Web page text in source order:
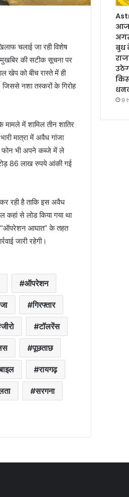
चलाई जा रही विशेष
की सटीक सूचना पर
खेप को बीच रास्ते में ही
जिससे नशा तस्करों के गिरोह
में शामिल तीन शातिर
मात्रा में अवैध गांजा
फोन भी अपने कब्जे में ले
86 लाख रुपये आंकी गई
कर रही है ताकि इस अवैध
से लोड किया गया था
“ऑपरेशन आघात” के तहत
जारी रहेगी।
ऑपरेशन
गिरफ्तार
जीरो टॉलरेंस
पूछताछ
रायगढ़
सरगना
आज
बुध
9